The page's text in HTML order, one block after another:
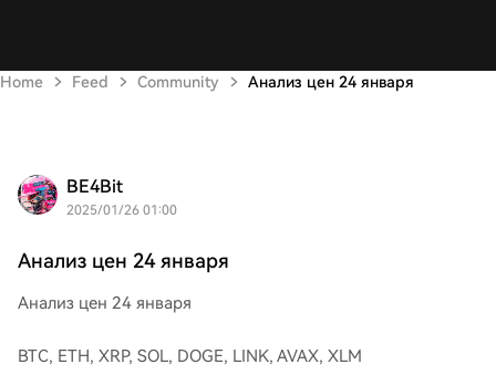
Home Feed Community Анализ цен 24 января
BE4Bit
2025/01/26 01:00
Анализ цен 24 января
Анализ цен 24 января
BTC, ETH, XRP, SOL, DOGE, LINK, AVAX, XLM